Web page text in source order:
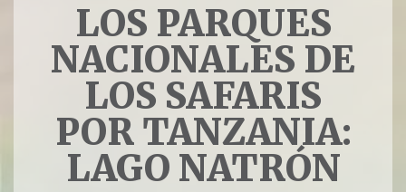
LOS PARQUES
NACIONALES DE
LOS SAFARIS
POR TANZANIA:
LAGO NATRÓN